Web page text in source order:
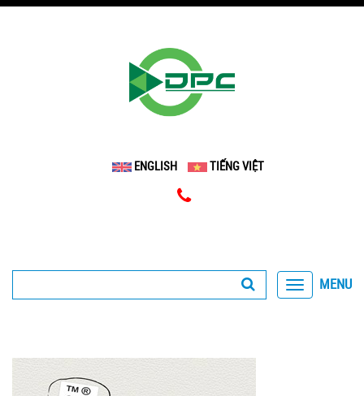
ENGLISH TIẾNG VIỆT
MENU
Toggle
navigation